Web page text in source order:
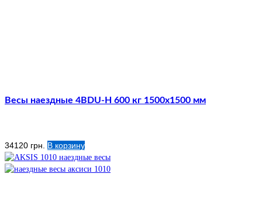
Весы наездные 4BDU-Н 600 кг 1500х1500 мм
34120 грн. В корзину